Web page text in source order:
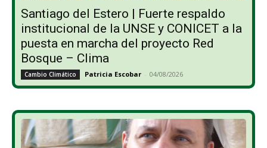
Santiago del Estero | Fuerte respaldo
institucional de la UNSE y CONICET a la
puesta en marcha del proyecto Red
Bosque – Clima
Cambio Climático Patricia Escobar - 04/08/2026